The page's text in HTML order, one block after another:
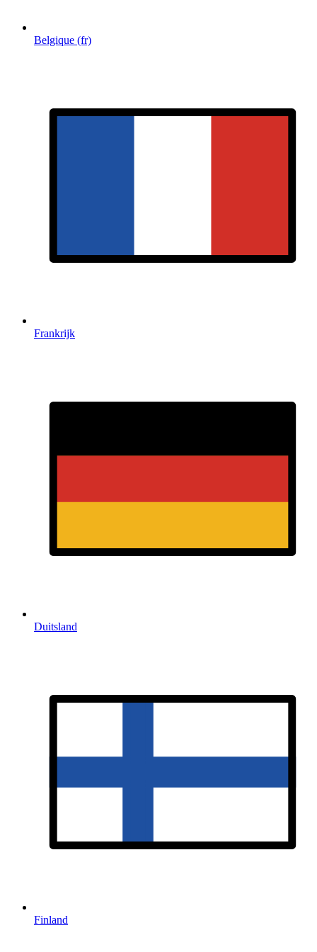
Belgique (fr)
Frankrijk
Duitsland
Finland